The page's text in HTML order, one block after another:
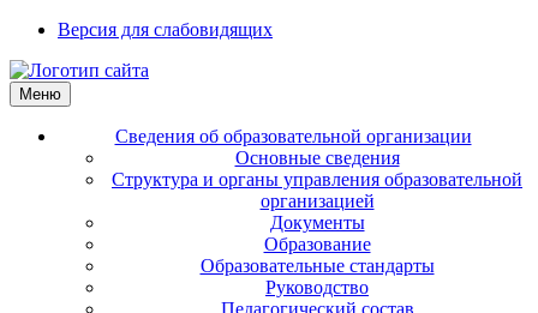
Версия для слабовидящих
Меню
Сведения об образовательной организации
Основные сведения
Структура и органы управления образовательной
организацией
Документы
Образование
Образовательные стандарты
Руководство
Педагогический состав